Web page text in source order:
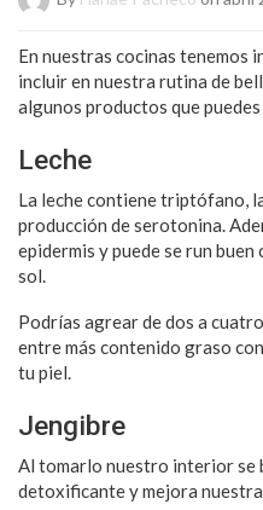
En nuestras cocinas tenemos
incluir en nuestra rutina de
algunos productos que
Leche
La leche contiene triptófano,
producción de serotonina.
epidermis y puede se run
sol.
Podrías agrear de dos a
entre más contenido graso
tu piel.
Jengibre
Al tomarlo nuestro interior se
detoxificante y mejora